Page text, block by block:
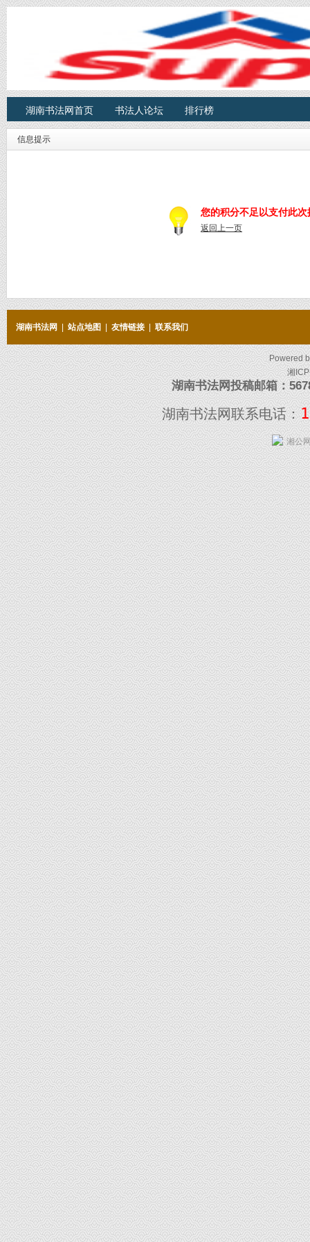
湖南书法网首页 书法人论坛 排行榜
信息提示
您的积分不足以支付此次
返回上一页
湖南书法网 站点地图 友情链接 联系我们
Powered
湘
湖南书法网投稿邮箱：
湖南书法网联系电话：
湘公